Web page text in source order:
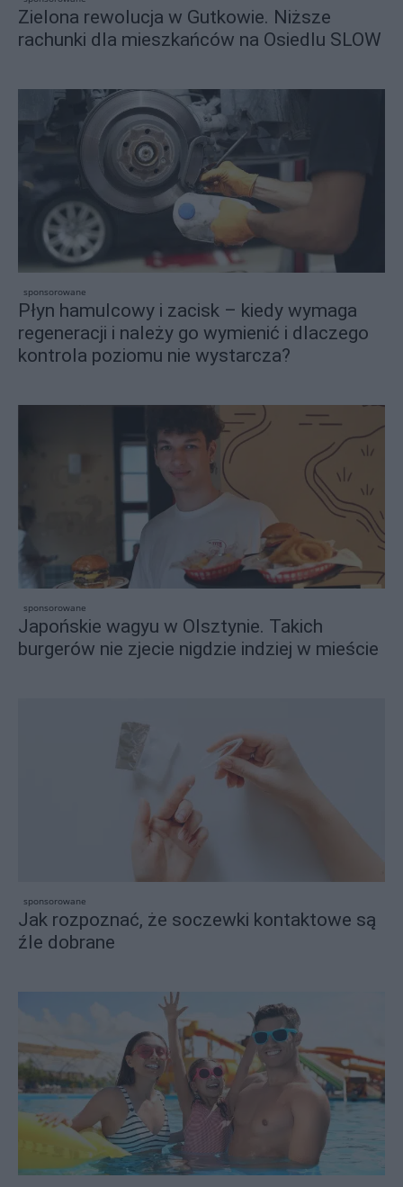
Zielona rewolucja w Gutkowie. Niższe
rachunki dla mieszkańców na Osiedlu SLOW
sponsorowane
Płyn hamulcowy i zacisk – kiedy wymaga
regeneracji i należy go wymienić i dlaczego
kontrola poziomu nie wystarcza?
sponsorowane
Japońskie wagyu w Olsztynie. Takich
burgerów nie zjecie nigdzie indziej w mieście
sponsorowane
Jak rozpoznać, że soczewki kontaktowe są
źle dobrane